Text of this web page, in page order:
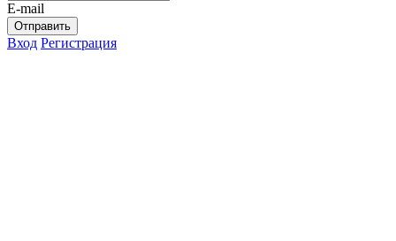
E-mail
Отправить
Вход Регистрация